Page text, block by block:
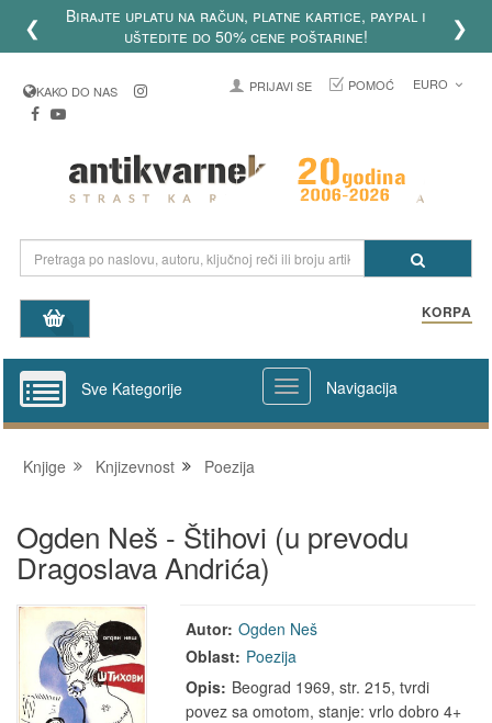
❮
Birajte uplatu na račun, platne kartice, paypal i
uštedite do 50% cene poštarine!
❯
KAKO DO NAS PRIJAVI SE POMOĆ EURO
KORPA
Sve Kategorije Navigacija
Knjige Knjizevnost Poezija
Ogden Neš - Štihovi (u prevodu
Dragoslava Andrića)
Autor: Ogden Neš
Oblast: Poezija
Opis: Beograd 1969, str. 215, tvrdi
povez sa omotom, stanje: vrlo dobro 4+